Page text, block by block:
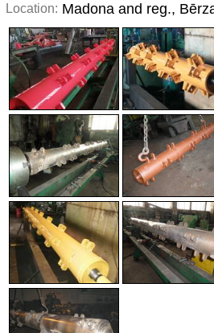
Location: Madona and reg.,